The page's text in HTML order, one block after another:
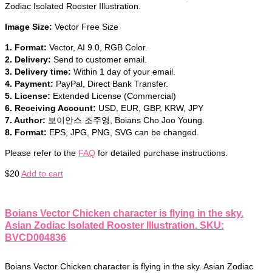
Zodiac Isolated Rooster Illustration.
Image Size: Vector Free Size
1. Format: Vector, AI 9.0, RGB Color.
2. Delivery: Send to customer email.
3. Delivery time: Within 1 day of your email.
4. Payment: PayPal, Direct Bank Transfer.
5. License: Extended License (Commercial)
6. Receiving Account: USD, EUR, GBP, KRW, JPY
7. Author: 보이안스 조주영, Boians Cho Joo Young.
8. Format: EPS, JPG, PNG, SVG can be changed.
Please refer to the FAQ for detailed purchase instructions.
$20Add to cart
Boians Vector Chicken character is flying in the sky.
Asian Zodiac Isolated Rooster Illustration. SKU:
BVCD004836
Boians Vector Chicken character is flying in the sky. Asian Zodiac